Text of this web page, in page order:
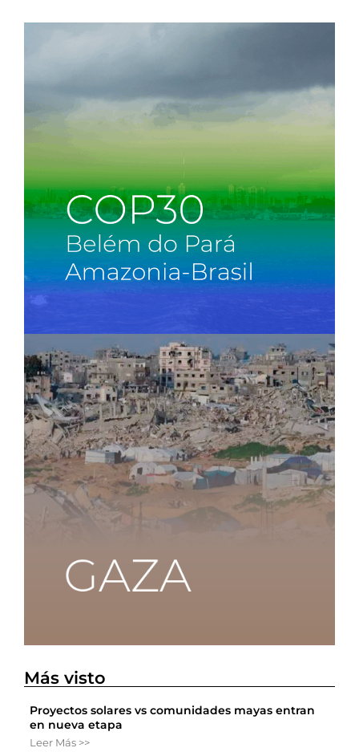
Más visto
Proyectos solares vs comunidades mayas entran
en nueva etapa
Leer Más >>